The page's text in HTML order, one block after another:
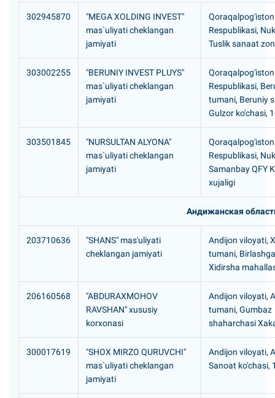
302945870
"MEGA XOLDING INVEST"
mas`uliyati cheklangan
jamiyati
Qoraqalpog'iston
Respublikasi,
Tuslik sanaat
303002255
"BERUNIY INVEST PLUYS"
mas`uliyati cheklangan
jamiyati
Qoraqalpog'iston
Respublikasi,
tumani, Beruniy
Gulzor ko'chasi,
303501845
"NURSULTAN ALYONA"
mas`uliyati cheklangan
jamiyati
Qoraqalpog'iston
Respublikasi,
Samanbay QFY
xujaligi
Андижанская
203710636
"SHANS" mas'uliyati
cheklangan jamiyati
Andijon viloyati,
tumani,
Xidirsha
206160568
"ABDURAXMOHOV
RAVSHAN" xususiy
korxonasi
Andijon viloyati,
tumani, Gumbaz
shaharchasi
300017619
"SHOX MIRZO QURUVCHI"
mas`uliyati cheklangan
jamiyati
Andijon viloyati,
Sanoat ko'chasi,